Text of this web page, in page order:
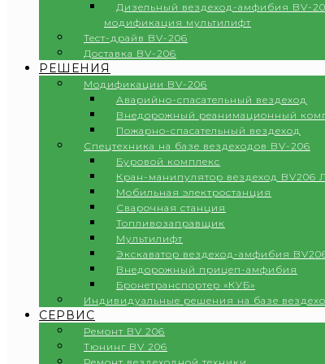
Дизельный вездеход-амфибия BV-
модификация мультилифт
Тест-драйв BV-206
Доставка BV-206
РЕШЕНИЯ
Модификации BV-206
Аварийно-спасательный вездеход
Внедорожный реанимационный
Пожарно-спасательный вездеход
Спецтехника на базе вездеходов BV-206
Буровой комплекс
Кран-манипулятор вездеход BV206
Мобильная электростанция
Сварочная станция
Топливозаправщик
Мультилифт
Экскаватор вездеход-амфибия
Внедорожный прицеп-амфибия
Бронетранспортер «КУБ»
Индивидуальные решения на базе
СЕРВИС
Ремонт BV 206
Тюнинг BV 206